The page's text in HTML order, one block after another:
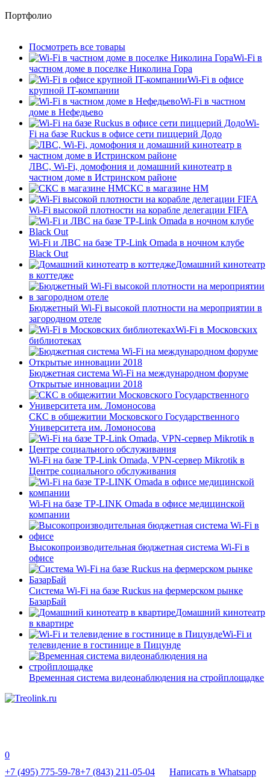
Портфолио
Посмотреть все товары
Wi-Fi в
частном доме в поселке Николина Гора
Wi-Fi в офисе
крупной IT-компании
Wi-Fi в частном
доме в Нефедьево
Wi-
Fi на базе Ruckus в офисе сети пиццерий Додо
ЛВС, Wi-Fi, домофония и домашний кинотеатр в
частном доме в Истринском районе
СКС в магазине HM
Wi-Fi высокой плотности на корабле делегации FIFA
Wi-Fi и ЛВС на базе TP-Link Omada в ночном клубе
Black Out
Домашний кинотеатр
в коттедже
Бюджетный Wi-Fi высокой плотности на мероприятии в
загородном отеле
Wi-Fi в Московских
библиотеках
Бюджетная система Wi-Fi на международном форуме
Открытые инновации 2018
СКС в общежитии Московского Государственного
Университета им. Ломоносова
Wi-Fi на базе TP-Link Omada, VPN-сервер Mikrotik в
Центре социального обслуживания
Wi-Fi на базе TP-LINK Omada в офисе медицинской
компании
Высокопроизводительная бюджетная система Wi-Fi в
офисе
Система Wi-Fi на базе Ruckus на фермерском рынке
БазарБай
Домашний кинотеатр
в квартире
Wi-Fi и
телевидение в гостинице в Пицунде
Временная система видеонаблюдения на стройплощадке
0
+7 (495) 775-59-78+7 (843) 211-05-04
Написать в Whatsapp